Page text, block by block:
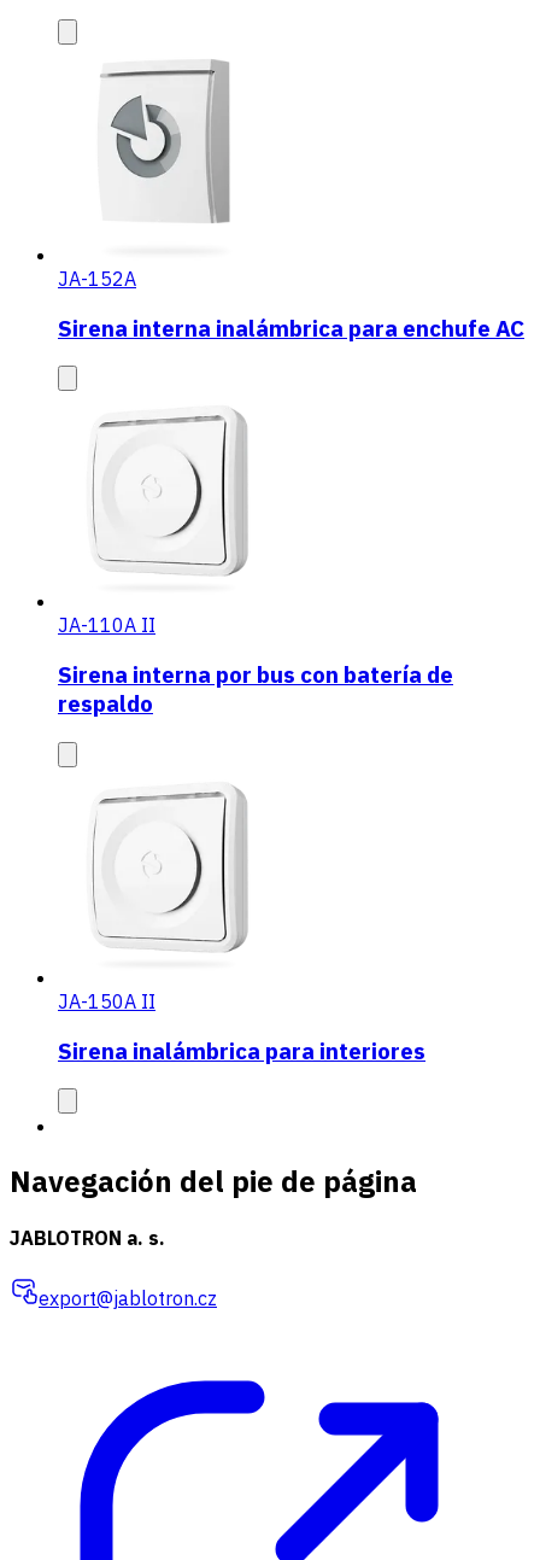
JA-152A
Sirena interna inalámbrica para enchufe AC
JA-110A II
Sirena interna por bus con batería de
respaldo
JA-150A II
Sirena inalámbrica para interiores
Navegación del pie de página
JABLOTRON a. s.
export@jablotron.cz